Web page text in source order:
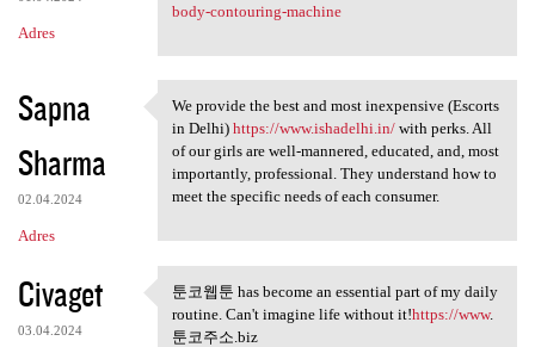
Adres
body-contouring-machine
Sapna
Sharma
02.04.2024
Adres
We provide the best and most
We provide the best and most inexpensive (Escorts
in Delhi) https://www.ishadelhi.in/with perks. All
of our girls are well-mannered, educated, and, most
importantly, professional. They understand how to
meet the specific needs of each consumer.
Civaget
03.04.2024
툰코웹툰 has become an essential
툰코웹툰 has become an essential part of my daily
routine. Can't imagine life without it!https://www.
툰코주소.biz